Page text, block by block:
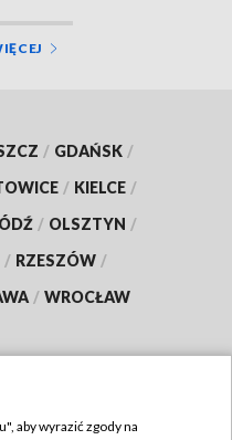
/ GDAŃSK /
/ KIELCE /
/ OLSZTYN /
/ RZESZÓW /
/ WROCŁAW
aby wyrazić zgody na